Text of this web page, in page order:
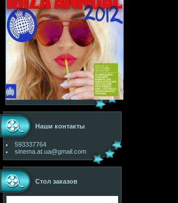
Наши контакты
593337764
sinema.at.ua@gmail.com
Стол заказов